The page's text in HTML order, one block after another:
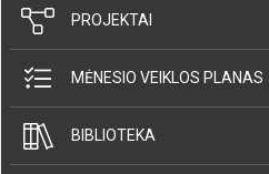
PROJEKTAI
MĖNESIO VEIKLOS PLANAS
BIBLIOTEKA